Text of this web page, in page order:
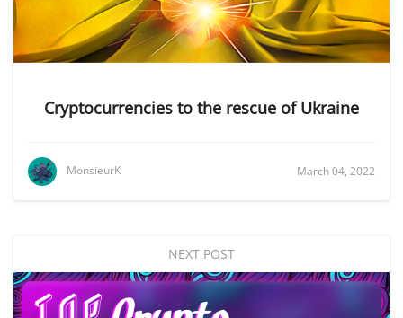
Cryptocurrencies to the rescue of Ukraine
MonsieurK March 04, 2022
NEXT POST